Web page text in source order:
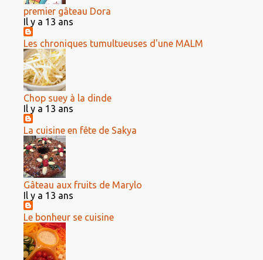
premier gâteau Dora
Il y a 13 ans
Les chroniques tumultueuses d'une MALM
Chop suey à la dinde
Il y a 13 ans
La cuisine en fête de Sakya
Gâteau aux fruits de Marylo
Il y a 13 ans
Le bonheur se cuisine